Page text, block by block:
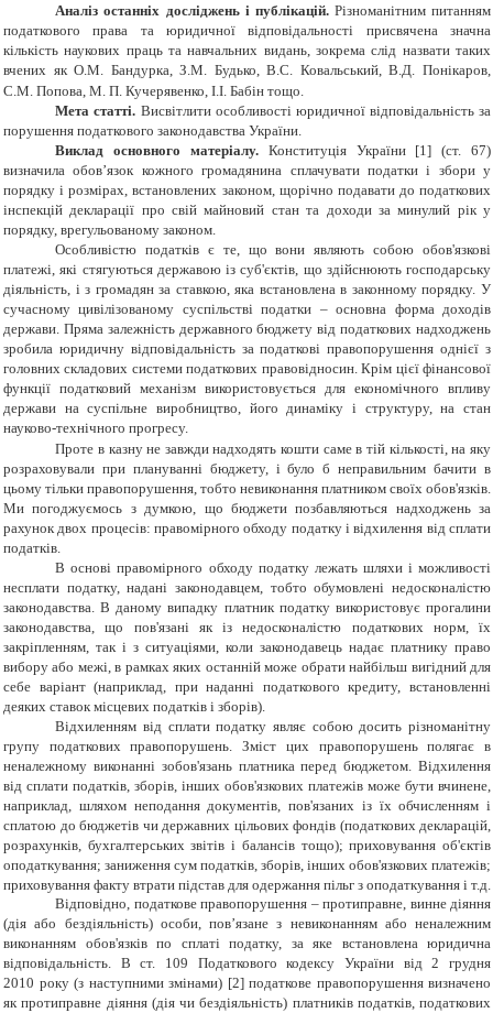
Аналіз останніх досліджень і публікацій.Різноманітним питанням
податкового права та юридичної відповідальності присвячена значна
кількість наукових праць та навчальних видань, зокрема слід назвати таких
вчених якО.М. Бандурка,З.М. Будько, B.C. Ковальський,В.Д. Понікаров,
С.М. Попова, М. П. Кучерявенко, І.І. Бабін тощо.
Мета статті. Висвітлити особливості юридичної відповідальність за
порушення податкового законодавства України.
Виклад основного матеріалу. Конституція України [1] (ст. 67)
визначила обов’язок кожного громадянина сплачувати податки і збори у
порядку і розмірах, встановлених законом, щорічно подавати до податкових
інспекцій декларації про свій майновий стан та доходи за минулий рік у
порядку, врегульованому законом.
Особливістю податків є те, що вони являють собою обов'язкові
платежі, які стягуються державою із суб'єктів, що здійснюють господарську
діяльність, і з громадян за ставкою, яка встановлена в законному порядку. У
сучасному цивілізованому суспільстві податки – основна форма доходів
держави. Пряма залежність державного бюджету від податкових надходжень
зробила юридичну відповідальність за податкові правопорушення однієї з
головних складових системи податкових правовідносин. Крім цієї фінансової
функції податковий механізм використовується для економічного впливу
держави на суспільне виробництво, його динаміку і структуру, на стан
науково-технічного прогресу.
Проте в казну не завжди надходять кошти саме в тій кількості, на яку
розраховували при плануванні бюджету, і було б неправильним бачити в
цьому тільки правопорушення, тобто невиконання платником своїх обов'язків.
Ми погоджуємось з думкою, що бюджети позбавляються надходжень за
рахунок двох процесів: правомірного обходу податку і відхилення від сплати
податків.
В основі правомірного обходу податку лежать шляхи і можливості
несплати податку, надані законодавцем, тобто обумовлені недосконалістю
законодавства. В даному випадку платник податку використовує прогалини
законодавства, що пов'язані як із недосконалістю податкових норм, їх
закріпленням, так і з ситуаціями, коли законодавець надає платнику право
вибору або межі, в рамках яких останній може обрати найбільш вигідний для
себе варіант (наприклад, при наданні податкового кредиту, встановленні
деяких ставок місцевих податків і зборів).
Відхиленням від сплати податку являє собою досить різноманітну
групу податкових правопорушень. Зміст цих правопорушень полягає в
неналежному виконанні зобов'язань платника перед бюджетом. Відхилення
від сплати податків, зборів, інших обов'язкових платежів може бути вчинене,
наприклад, шляхом неподання документів, пов'язаних із їх обчисленням і
сплатою до бюджетів чи державних цільових фондів (податкових декларацій,
розрахунків, бухгалтерських звітів і балансів тощо); приховування об'єктів
оподаткування; заниження сум податків, зборів, інших обов'язкових платежів;
приховування факту втрати підстав для одержання пільг з оподаткування і т.д.
Відповідно, податкове правопорушення – протиправне, винне діяння
(дія або бездіяльність) особи, пов’язане з невиконанням або неналежним
виконанням обов'язків по сплаті податку, за яке встановлена юридична
відповідальність. В ст. 109 Податкового кодексу України від 2 грудня
2010 року (з наступними змінами) [2] податкове правопорушення визначено
як протиправне діяння (дія чи бездіяльність) платників податків, податкових